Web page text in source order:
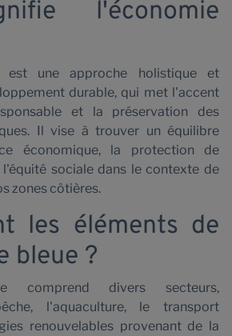
l'économie
est une approche holistique et
durable, qui met l'accent
et la préservation des
Il vise à trouver un équilibre
économique, la protection de
sociale dans le contexte de
zones côtières.
les éléments de
bleue ?
comprend divers secteurs,
l'aquaculture, le transport
renouvelables provenant de la